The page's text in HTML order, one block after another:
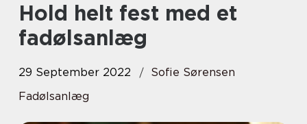
Hold helt fest med et
fadølsanlæg
29 September 2022
Sofie Sørensen
Fadølsanlæg